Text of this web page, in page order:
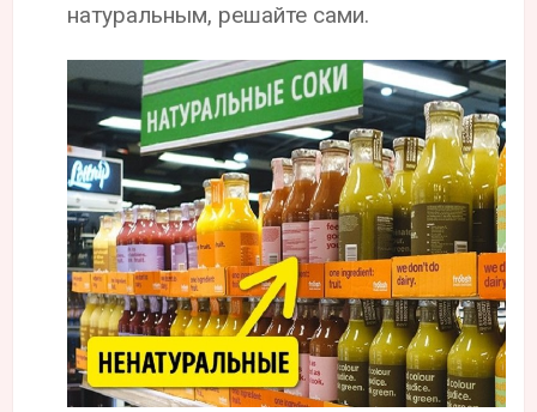
натуральным, решайте сами.